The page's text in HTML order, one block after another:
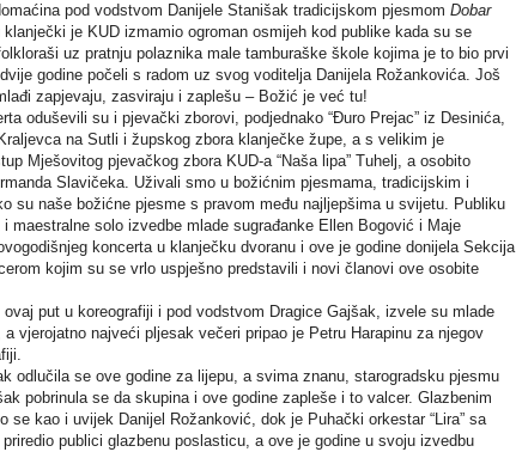
pod vodstvom Danijele Stanišak tradicijskom pjesmom Dobar
je KUD izmamio ogroman osmijeh kod publike kada su se
uz pratnju polaznika male tamburaške škole kojima je to bio prvi
godine počeli s radom uz svog voditelja Danijela Rožankovića. Još
zapjevaju, zasviraju i zaplešu – Božić je već tu!
oduševili su i pjevački zborovi, podjednako “Đuro Prejac” iz Desinića,
na Sutli i župskog zbora klanječke župe, a s velikim je
Mješovitog pjevačkog zbora KUD-a “Naša lipa” Tuhelj, a osobito
Slavičeka. Uživali smo u božićnim pjesmama, tradicijskim i
su naše božićne pjesme s pravom među najljepšima u svijetu. Publiku
maestralne solo izvedbe mlade sugrađanke Ellen Bogović i Maje
koncerta u klanječku dvoranu i ove je godine donijela Sekcija
kojim su se vrlo uspješno predstavili i novi članovi ove osobite
put u koreografiji i pod vodstvom Dragice Gajšak, izvele su mlade
a vjerojatno najveći pljesak večeri pripao je Petru Harapinu za njegov
odlučila se ove godine za lijepu, a svima znanu, starogradsku pjesmu
pobrinula se da skupina i ove godine zapleše i to valcer. Glazbenim
se kao i uvijek Danijel Rožanković, dok je Puhački orkestar “Lira” sa
publici glazbenu poslasticu, a ove je godine u svoju izvedbu